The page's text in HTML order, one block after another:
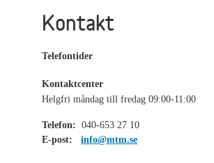
Kontakt
Telefontider
Kontaktcenter
Helgfri måndag till fredag 09:00-11:00
Telefon: 040-653 27 10
E-post:
info@mtm.se